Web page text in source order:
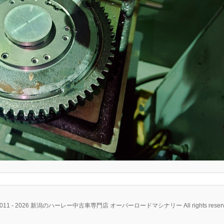
- 2026 新潟のハーレー中古車専門店 オーバーロードマシナリー All rights